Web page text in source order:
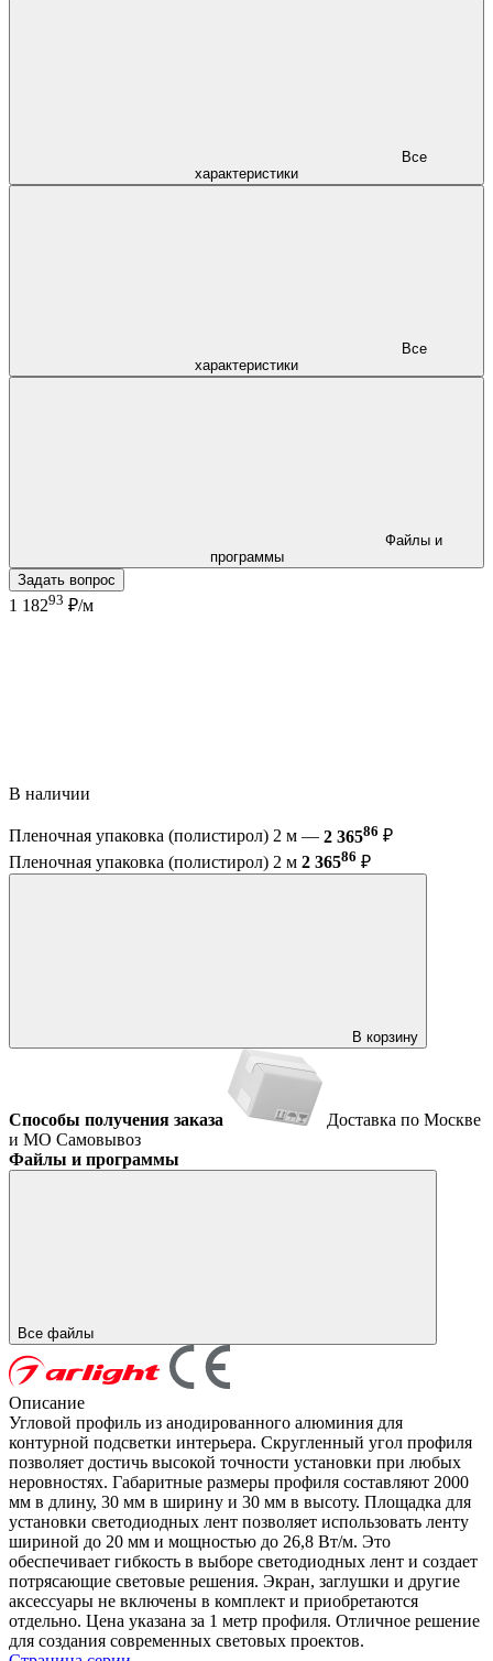
характеристики
характеристики
программы
Задать вопрос
1 18293 ₽/м
В наличии
Пленочная упаковка (полистирол) 2 м — 2 36586 ₽
Пленочная упаковка (полистирол) 2 м 2 36586 ₽
В корзину
Способы получения заказа
Доставка по Москве
и МО Самовывоз
Файлы и программы
Все файлы
Описание
Угловой профиль из анодированного алюминия для
контурной подсветки интерьера. Скругленный угол профиля
позволяет достичь высокой точности установки при любых
неровностях. Габаритные размеры профиля составляют 2000
мм в длину, 30 мм в ширину и 30 мм в высоту. Площадка для
установки светодиодных лент позволяет использовать ленту
шириной до 20 мм и мощностью до 26,8 Вт/м. Это
обеспечивает гибкость в выборе светодиодных лент и создает
потрясающие световые решения. Экран, заглушки и другие
аксессуары не включены в комплект и приобретаются
отдельно. Цена указана за 1 метр профиля. Отличное решение
для создания современных световых проектов.